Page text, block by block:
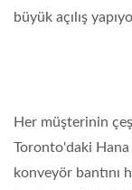
büyük açılış
Her müşterinin
Toronto'daki
konveyör bantını